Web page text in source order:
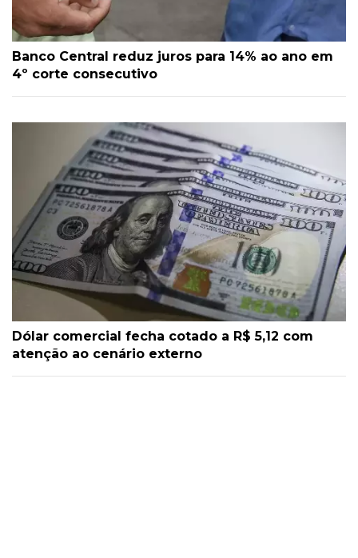
Banco Central reduz juros para 14% ao ano em
4º corte consecutivo
Dólar comercial fecha cotado a R$ 5,12 com
atenção ao cenário externo